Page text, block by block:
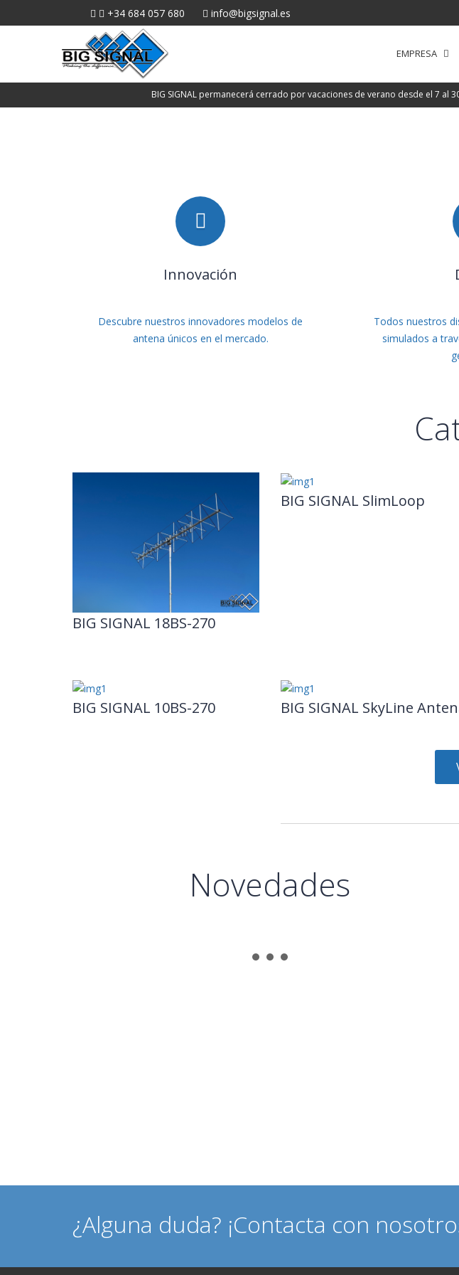
+34 684 057 680 info@bigsignal.es
EMPRESA
BIG SIGNAL permanecerá cerrado por vacaciones de verano desde el 7
Innovación
Descubre nuestros innovadores modelos de
antena únicos en el mercado.
Todos nuestros
simulados a
BIG SIGNAL 18BS-270
BIG SIGNAL SlimLoop
BIG SIGNAL 10BS-270 BIG SIGNAL SkyLine
Novedades
¿Alguna duda? ¡Contacta con